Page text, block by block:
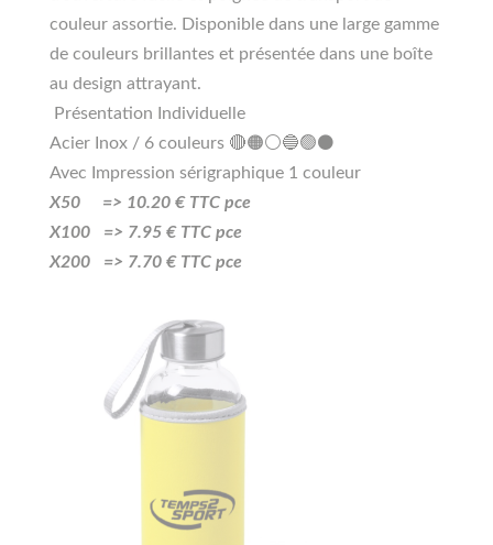
couleur assortie. Disponible dans une large gamme
de couleurs brillantes et présentée dans une boîte
au design attrayant.
Présentation Individuelle
Acier Inox / 6 couleurs 🔴🟠⚪🔵🟢⚫
Avec Impression sérigraphique 1 couleur
X50 => 10.20 € TTC pce
X100 => 7.95 € TTC pce
X200 => 7.70 € TTC pce